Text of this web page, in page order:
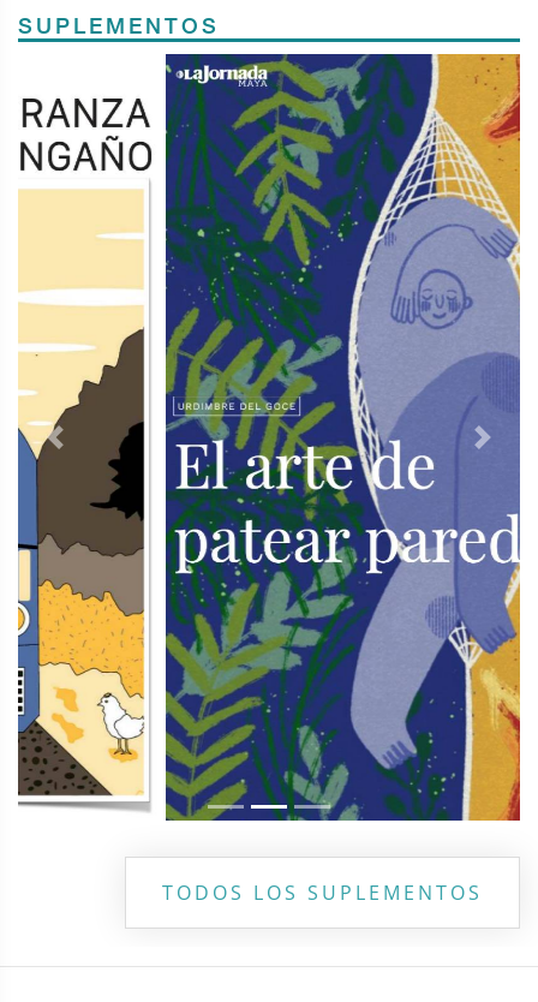
SUPLEMENTOS
Previous Next
TODOS LOS SUPLEMENTOS